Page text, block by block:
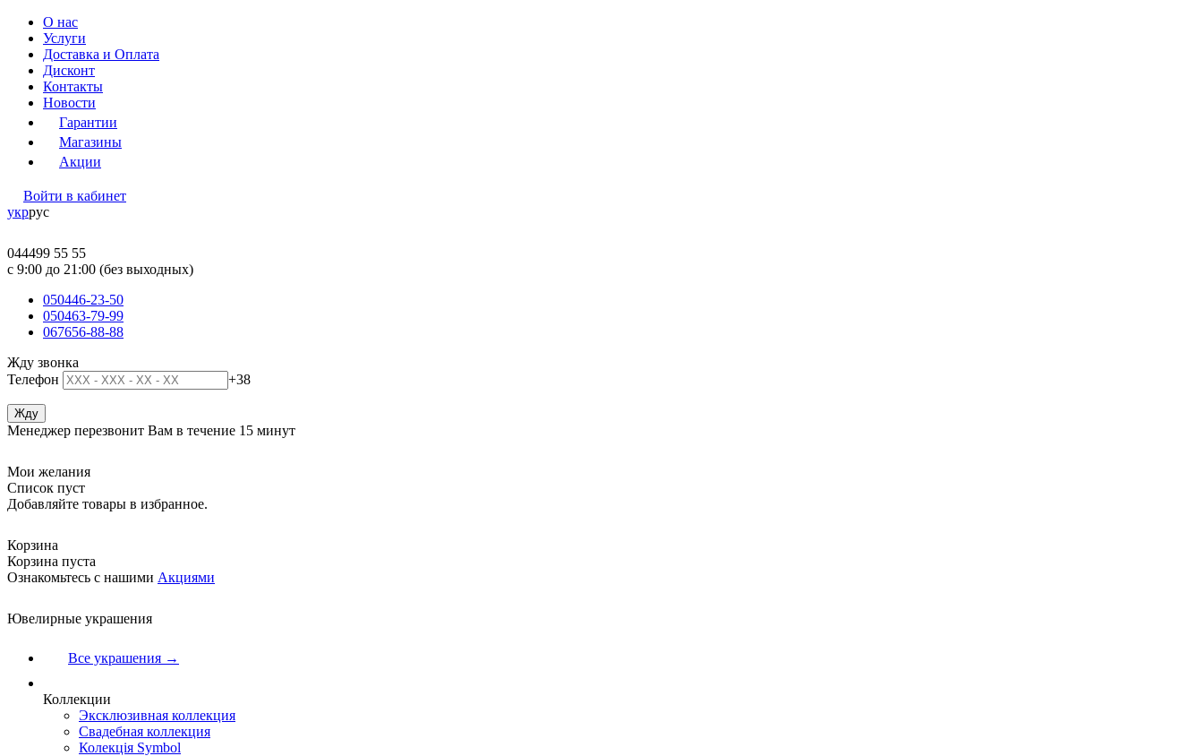
О нас
Услуги
Доставка и Оплата
Дисконт
Контакты
Новости
Гарантии
Магазины
Акции
Войти в кабинет
укррус
044499 55 55
c 9:00 до 21:00 (без выходных)
050446-23-50
050463-79-99
067656-88-88
Жду звонка
Телефон
+38
Менеджер перезвонит Вам в течение 15 минут
Мои желания
Список пуст
Добавляйте товары в избранное.
Корзина
Корзина пуста
Ознакомьтесь с нашими Акциями
Ювелирные украшения
Все украшения →
Коллекции
Эксклюзивная коллекция
Свадебная коллекция
Колекція Symbol